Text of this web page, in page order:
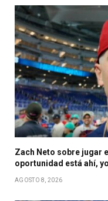
Zach Neto sobre jugar
oportunidad está ahí,
AGOSTO 8, 2026